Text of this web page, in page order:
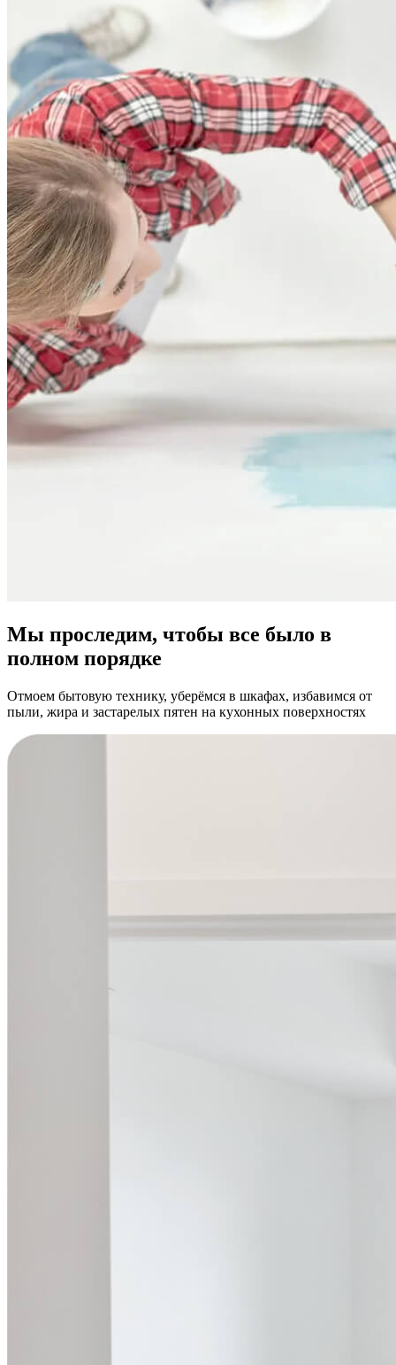
Мы проследим, чтобы все было в
полном порядке
Отмоем бытовую технику, уберёмся в шкафах, избавимся от
пыли, жира и застарелых пятен на кухонных поверхностях